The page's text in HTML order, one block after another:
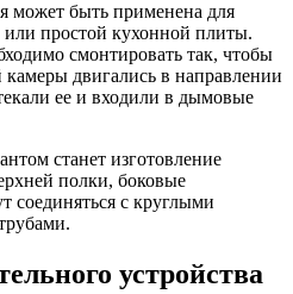
может быть применена для
простой кухонной плиты.
смонтировать так, чтобы
двигались в направлении
ее и входили в дымовые
станет изготовление
полки, боковые
соединяться с круглыми
устройства